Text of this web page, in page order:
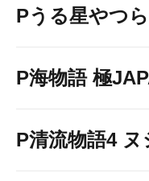
Pうる星やつ
P海物語 極
P清流物語4